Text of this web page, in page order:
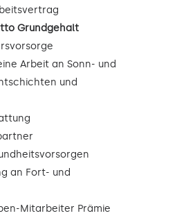
Grundgehalt
Arbeit an Sonn- und
und
an Fort- und
Mitarbeiter Prämie